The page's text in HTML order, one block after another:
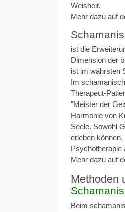
Weisheit.
Mehr dazu auf
ist die
Dimension der
ist im wahrsten
Im
Therapeut-
"Meister der
Harmonie von
Seele. Sowohl
erleben
Psychotherapie
Mehr dazu auf
Methoden
Beim